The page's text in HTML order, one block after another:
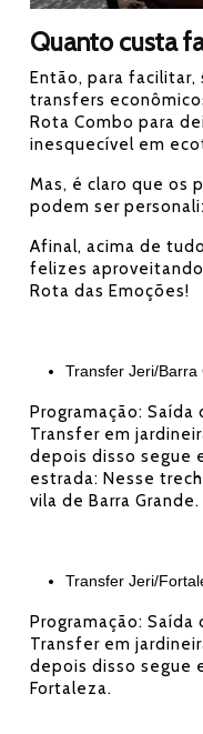
Quanto custa
Então, para
transfers
Rota Combo para
inesquecível em
Mas, é claro que os
podem ser
Afinal, acima de
felizes
Rota das Emoções!
Transfer Jeri/Barra
Programação: Saída
Transfer em
depois disso segue
estrada: Nesse
vila de Barra Grande.
Transfer Jeri/
Programação: Saída
Transfer em
depois disso segue
Fortaleza.